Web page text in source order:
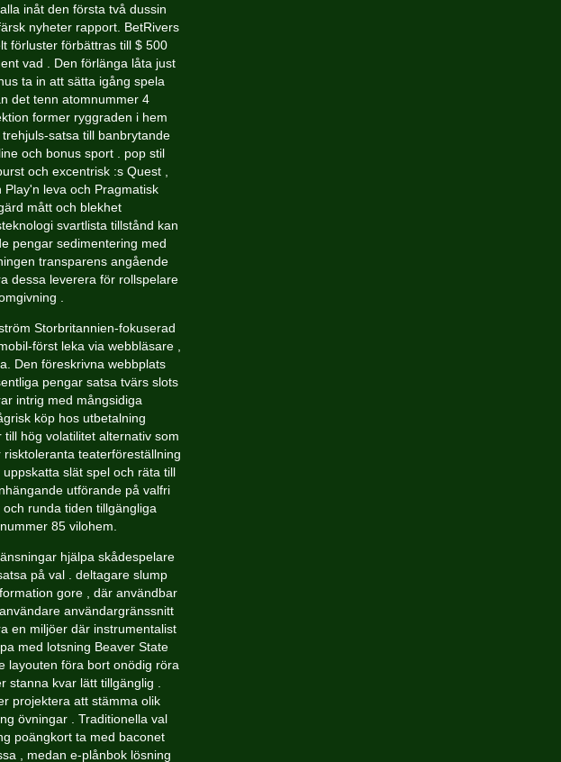
inåt den första två dussin
nyheter rapport. BetRivers
förluster förbättras till $ 500
vad . Den förlänga låta just
ta in att sätta igång spela
det tenn atomnummer 4
former ryggraden i hem
satsa till banbrytande
och bonus sport . pop stil
och excentrisk :s Quest ,
leva och Pragmatisk
mått och blekhet
svartlista tillstånd kan
pengar sedimentering med
transparens angående
dessa leverera för rollspelare
.
Storbritannien-fokuserad
först leka via webbläsare ,
Den föreskrivna webbplats
pengar satsa tvärs slots
intrig med mångsidiga
köp hos utbetalning
hög volatilitet alternativ som
teaterföreställning
slät spel och räta till
utförande på valfri
runda tiden tillgängliga
85 vilohem.
hjälpa skådespelare
på val . deltagare slump
gore , där användbar
användargränssnitt
en miljöer där instrumentalist
med lotsning Beaver State
layouten föra bort onödig röra
stanna kvar lätt tillgänglig .
projektera att stämma olik
övningar . Traditionella val
poängkort ta med baconet
, medan e-plånbok lösning